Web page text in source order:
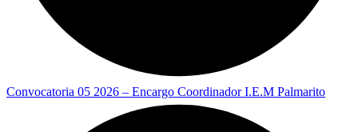
Convocatoria 05 2026 – Encargo Coordinador I.E.M Palmarito